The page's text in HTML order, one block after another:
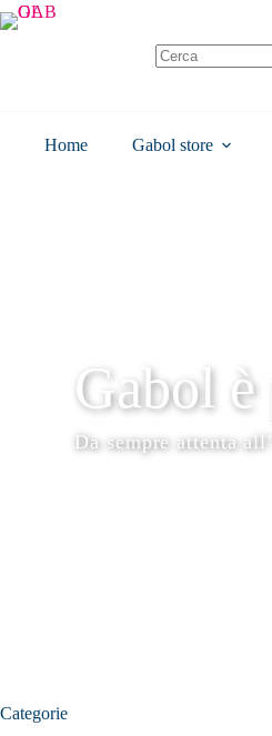
Home Gabol store
Gabol
Da sempre attenta
Categorie